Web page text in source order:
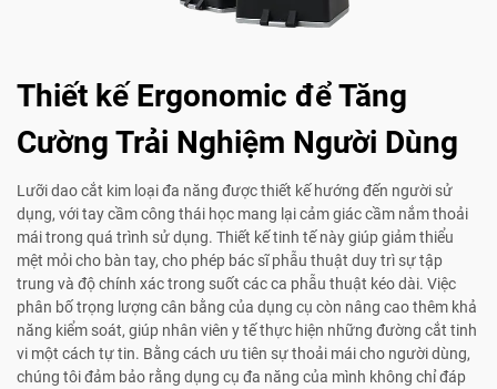
Thiết kế Ergonomic để Tăng
Cường Trải Nghiệm Người Dùng
Lưỡi dao cắt kim loại đa năng được thiết kế hướng đến người sử
dụng, với tay cầm công thái học mang lại cảm giác cầm nắm thoải
mái trong quá trình sử dụng. Thiết kế tinh tế này giúp giảm thiểu
mệt mỏi cho bàn tay, cho phép bác sĩ phẫu thuật duy trì sự tập
trung và độ chính xác trong suốt các ca phẫu thuật kéo dài. Việc
phân bố trọng lượng cân bằng của dụng cụ còn nâng cao thêm khả
năng kiểm soát, giúp nhân viên y tế thực hiện những đường cắt tinh
vi một cách tự tin. Bằng cách ưu tiên sự thoải mái cho người dùng,
chúng tôi đảm bảo rằng dụng cụ đa năng của mình không chỉ đáp